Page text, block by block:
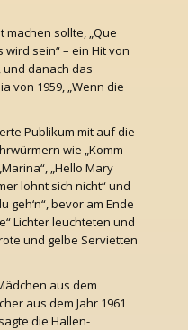
machen sollte, „Que
sein“ – ein Hit von
und danach das
von 1959, „Wenn die
Publikum mit auf die
wie „Komm
„Hello Mary
lohnt sich nicht“ und
geh‘n“, bevor am Ende
Lichter leuchteten und
und gelbe Servietten
aus dem
aus dem Jahr 1961
die Hallen-